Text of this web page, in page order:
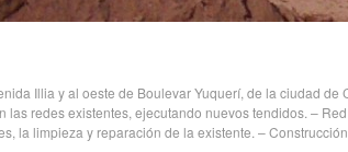
Illia y al oeste de Boulevar Yuquerí, de la ciudad
las redes existentes, ejecutando nuevos tendidos. –
la limpieza y reparación de la existente. –